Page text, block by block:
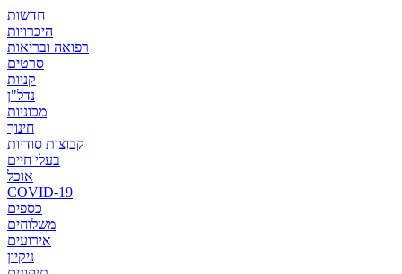
חדשות
היכרויות
רפואה ובריאות
סרטים
קניות
נדל"ן
מכוניות
חינוך
קבוצות סודיות
בעלי חיים
אוכל
COVID-19
כספים
משלוחים
אירועים
ניקיון